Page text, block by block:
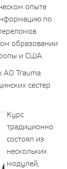
опыте
по
образовании
и США.
АО Trauma
сестер
Курс
традиционно
состоял из
нескольких
модулей,